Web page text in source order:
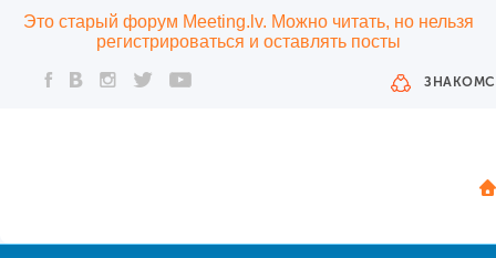
Это старый форум Meeting.lv. Можно читать, но нельзя
регистрироваться и оставлять посты